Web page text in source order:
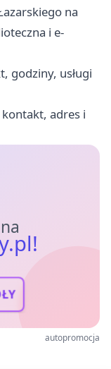
na
i e-
godziny, usługi
adres i
autopromocja